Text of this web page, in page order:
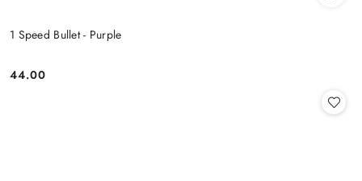
1 Speed Bullet - Purple
Cena:
44.00